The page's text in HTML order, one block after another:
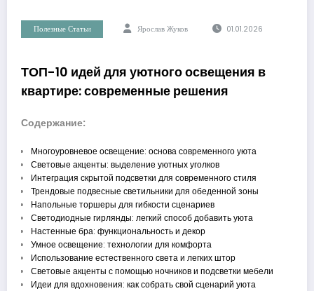
Полезные Статьи Ярослав Жуков 01.01.2026
ТОП-10 идей для уютного освещения в
квартире: современные решения
Содержание:
Многоуровневое освещение: основа современного уюта
Световые акценты: выделение уютных уголков
Интеграция скрытой подсветки для современного стиля
Трендовые подвесные светильники для обеденной зоны
Напольные торшеры для гибкости сценариев
Светодиодные гирлянды: легкий способ добавить уюта
Настенные бра: функциональность и декор
Умное освещение: технологии для комфорта
Использование естественного света и легких штор
Световые акценты с помощью ночников и подсветки мебели
Идеи для вдохновения: как собрать свой сценарий уюта